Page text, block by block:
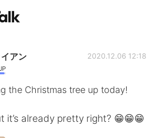
App
Checker
アン 2020.12.06 12:18
the Christmas tree up today!
it’s already pretty right? 😁😁😁